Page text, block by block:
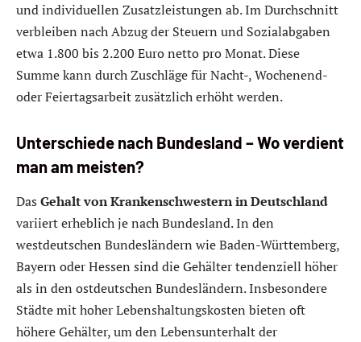
und individuellen Zusatzleistungen ab. Im Durchschnitt
verbleiben nach Abzug der Steuern und Sozialabgaben
etwa 1.800 bis 2.200 Euro netto pro Monat. Diese
Summe kann durch Zuschläge für Nacht-, Wochenend-
oder Feiertagsarbeit zusätzlich erhöht werden.
Unterschiede nach Bundesland – Wo verdient
man am meisten?
Das Gehalt von Krankenschwestern in Deutschland
variiert erheblich je nach Bundesland. In den
westdeutschen Bundesländern wie Baden-Württemberg,
Bayern oder Hessen sind die Gehälter tendenziell höher
als in den ostdeutschen Bundesländern. Insbesondere
Städte mit hoher Lebenshaltungskosten bieten oft
höhere Gehälter, um den Lebensunterhalt der